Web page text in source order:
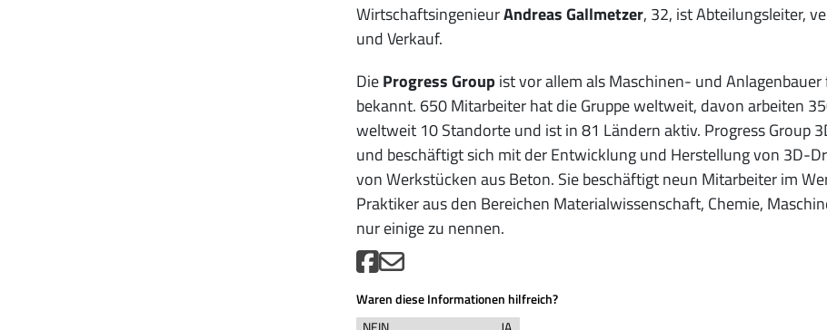
WirtschaftsingenieurAndreas Gallmetzer, 32, ist Abteilungsleiter,
und Verkauf.
DieProgress Group ist vor allem als Maschinen- und
bekannt. 650 Mitarbeiter hat die Gruppe weltweit, davon arbeiten
weltweit 10 Standorte und ist in 81 Ländern aktiv. Progress Group
und beschäftigt sich mit der Entwicklung und Herstellung von 3D-
von Werkstücken aus Beton. Sie beschäftigt neun Mitarbeiter im
Praktiker aus den Bereichen Materialwissenschaft, Chemie,
nur einige zu nennen.
Waren diese Informationen hilfreich?